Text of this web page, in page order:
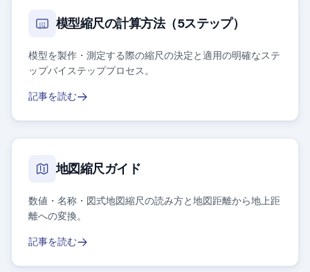
模型縮尺の計算方法（5ステップ）
模型を製作・測定する際の縮尺の決定と適用の明確なステ
ップバイステッププロセス。
記事を読む
地図縮尺ガイド
数値・名称・図式地図縮尺の読み方と地図距離から地上距
離への変換。
記事を読む